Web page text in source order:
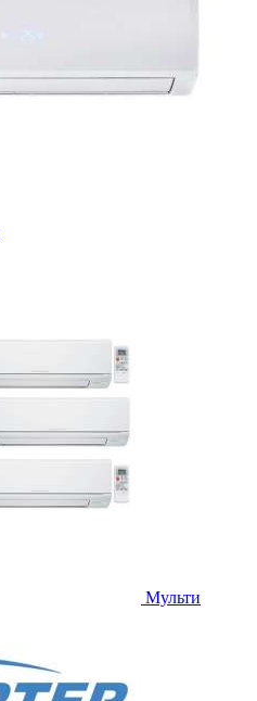
Мульти